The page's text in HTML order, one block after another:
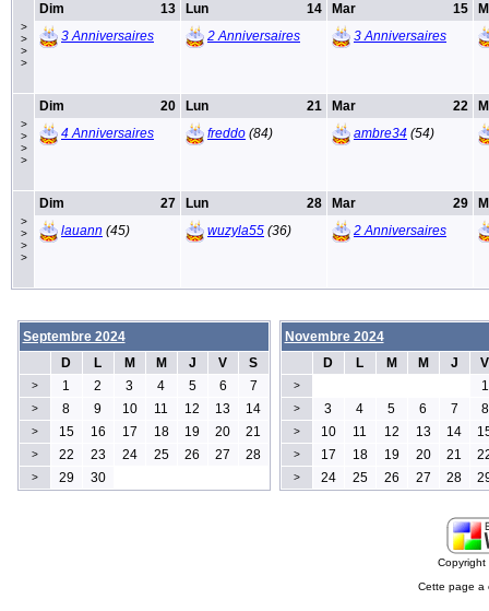
>
>
>
>
13
Dim
3 Anniversaires
14
Lun
2 Anniversaires
15
Mar
3 Anniversaires
>
>
>
>
20
Dim
4 Anniversaires
21
Lun
freddo (84)
22
Mar
ambre34 (54)
>
>
>
>
27
Dim
lauann (45)
28
Lun
wuzyla55 (36)
29
Mar
2 Anniversaires
Septembre 2024
D
L M M J V S
> 1 2 3 4 5 6 7
> 8 9 10 11 12 13 14
> 15 16 17 18 19 20 21
> 22 23 24 25 26 27 28
> 29 30
Novembre 2024
D
L M M J V
> 1
> 3 4 5 6 7 8
> 10 11 12 13 14
> 17 18 19 20 21
> 24 25 26 27 28
Cette page a